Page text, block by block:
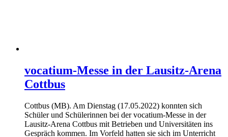
vocatium-Messe in der Lausitz-Arena
Cottbus
Cottbus (MB). Am Dienstag (17.05.2022) konnten sich
Schüler und Schülerinnen bei der vocatium-Messe in der
Lausitz-Arena Cottbus mit Betrieben und Universitäten ins
Gespräch kommen. Im Vorfeld hatten sie sich im Unterricht